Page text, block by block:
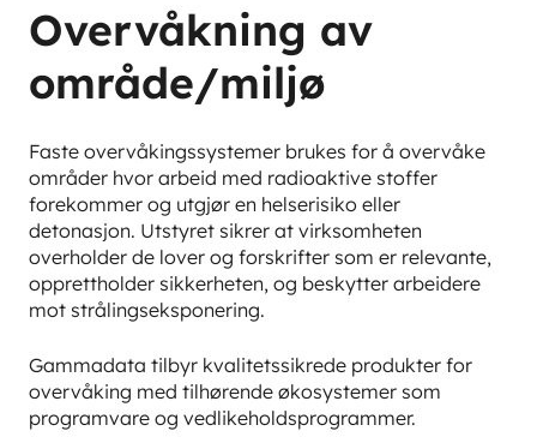
Overvåkning av
område/miljø
Faste overvåkingssystemer brukes for å overvåke
områder hvor arbeid med radioaktive stoffer
forekommer og utgjør en helserisiko eller
detonasjon. Utstyret sikrer at virksomheten
overholder de lover og forskrifter som er relevante,
opprettholder sikkerheten, og beskytter arbeidere
mot strålingseksponering.
Gammadata tilbyr kvalitetssikrede produkter for
overvåking med tilhørende økosystemer som
programvare og vedlikeholdsprogrammer.